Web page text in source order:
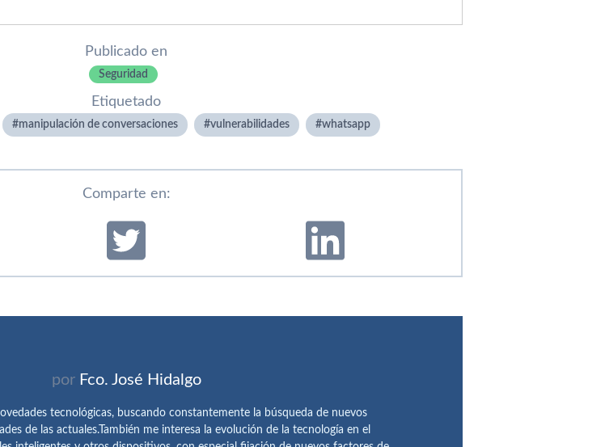
Publicado en
Seguridad
Etiquetado
manipulación de conversaciones vulnerabilidades whatsapp
Comparte en:
por Fco. José Hidalgo
tecnológicas, buscando constantemente la búsqueda de nuevos
de las actuales.También me interesa la evolución de la tecnología en el